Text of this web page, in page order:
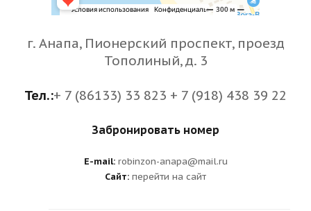
г. Анапа, Пионерский проспект, проезд
Тополиный, д. 3
Тел.:+ 7 (86133) 33 823 + 7 (918) 438 39 22
Забронировать номер
E-mail:robinzon-anapa@mail.ru
Сайт: перейти на сайт